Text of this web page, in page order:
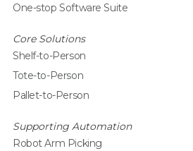
One-stop Software Suite
Core Solutions
Shelf-to-Person
Tote-to-Person
Pallet-to-Person
Supporting Automation
Robot Arm Picking